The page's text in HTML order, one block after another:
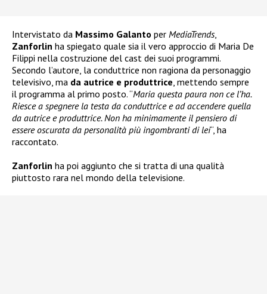
Intervistato da Massimo Galanto per MediaTrends,
Zanforlin ha spiegato quale sia il vero approccio di Maria De
Filippi nella costruzione del cast dei suoi programmi.
Secondo l’autore, la conduttrice non ragiona da personaggio
televisivo, ma da autrice e produttrice, mettendo sempre
il programma al primo posto. “Maria questa paura non ce l’ha.
Riesce a spegnere la testa da conduttrice e ad accendere quella
da autrice e produttrice. Non ha minimamente il pensiero di
essere oscurata da personalità più ingombranti di lei“, ha
raccontato.
Zanforlin ha poi aggiunto che si tratta di una qualità
piuttosto rara nel mondo della televisione.